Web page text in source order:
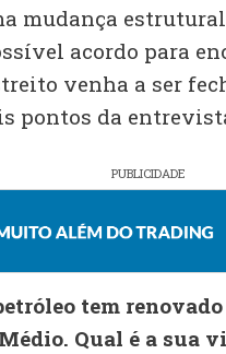
mudança
acordo para
venha a ser
pontos da
PUBLICIDADE
tem
Qual é a sua